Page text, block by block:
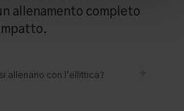
allenamento completo
allenano con l’ellittica?